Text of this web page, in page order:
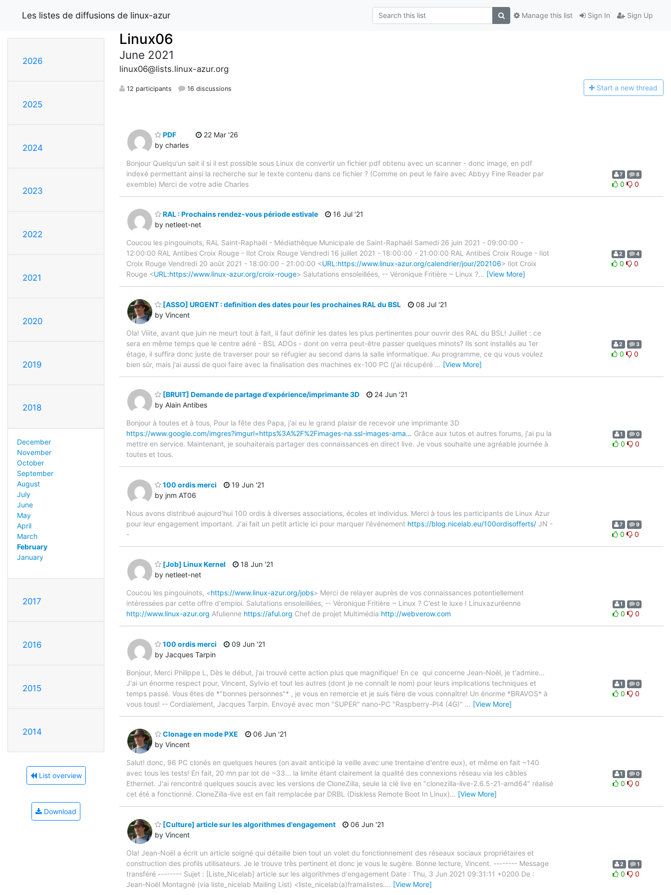
Les listes de diffusions de linux-azur Sign In Sign Up
Manage this list
2026
2025
2024
2023
2022
2021
2020
2019
2018
December
November
October
September
August
July
June
May
April
March
February
January
2017
2016
2015
2014
List overview
Download
Linux06
June 2021
linux06@lists.linux-azur.org
12 participants 16 discussions Start a new thread
PDF
by charles
22 Mar '26
Bonjour Quelqu'un sait il si il est possible sous Linux de convertir un fichier pdf obtenu avec un scanner - donc image, en pdf
indexé permettant ainsi la recherche sur le texte contenu dans ce fichier ? (Comme on peut le faire avec Abbyy Fine Reader par
exemble) Merci de votre adie Charles
7 8
0 0
RAL : Prochains rendez-vous période estivale
by netleet-net
16 Jul '21
Coucou les pingouinots, RAL Saint-Raphaël - Médiathèque Municipale de Saint-Raphaël Samedi 26 juin 2021 - 09:00:00 -
12:00:00 RAL Antibes Croix Rouge - Ilot Croix Rouge Vendredi 16 juillet 2021 - 18:00:00 - 21:00:00 RAL Antibes Croix Rouge - Ilot
Croix Rouge Vendredi 20 août 2021 - 18:00:00 - 21:00:00 <URL:https://www.linux-azur.org/calendrier/jour/202106> Ilot Croix
Rouge <URL:https://www.linux-azur.org/croix-rouge> Salutations ensoleillées, -- Véronique Fritière ~ Linux ?… [View More]
2 4
0 0
[ASSO] URGENT : definition des dates pour les prochaines RAL du BSL
by Vincent
08 Jul '21
Ola! Viiite, avant que juin ne meurt tout à fait, il faut définir les dates les plus pertinentes pour ouvrir des RAL du BSL! Juillet : ce
sera en même temps que le centre aéré - BSL ADOs - dont on verra peut-être passer quelques minots? Ils sont installés au 1er
étage, il suffira donc juste de traverser pour se réfugier au second dans la salle informatique. Au programme, ce qu vous voulez
bien sûr, mais j'ai aussi de quoi faire avec la finalisation des machines ex-100 PC (j'ai récupéré … [View More]
2 3
0 0
[BRUIT] Demande de partage d'expérience/imprimante 3D
by Alain Antibes
24 Jun '21
Bonjour à toutes et à tous, Pour la fête des Papa, j'ai eu le grand plaisir de recevoir une imprimante 3D
https://www.google.com/imgres?imgurl=https%3A%2F%2Fimages-na.ssl-images-ama… Grâce aux tutos et autres forums, j'ai pu la
mettre en service. Maintenant, je souhaiterais partager des connaissances en direct live. Je vous souhaite une agréable journée à
toutes et tous.
1 0
0 0
100 ordis merci
by jnm AT06
19 Jun '21
Nous avons distribué aujourd'hui 100 ordis à diverses associations, écoles et individus. Merci à tous les participants de Linux Azur
pour leur engagement important. J'ai fait un petit article ici pour marquer l'événement https://blog.nicelab.eu/100ordisofferts/ JN -
-
7 9
0 0
[Job] Linux Kernel
by netleet-net
18 Jun '21
Coucou les pingouinots, <https://www.linux-azur.org/jobs> Merci de relayer auprès de vos connaissances potentiellement
intéressées par cette offre d'emploi. Salutations ensoleillées, -- Véronique Fritière ~ Linux ? C'est le luxe ! Linuxazuréenne
http://www.linux-azur.org Afulienne https://aful.org Chef de projet Multimédia http://webverow.com
1 0
0 0
100 ordis merci
by Jacques Tarpin
09 Jun '21
Bonjour, Merci Philippe L, Dès le début, j'ai trouvé cette action plus que magnifique! En ce qui concerne Jean-Noël, je t'admire...
J'ai un énorme respect pour, Vincent, Sylvio et tout les autres (dont je ne connaît le nom) pour leurs implications techniques et
temps passé. Vous êtes de *"bonnes personnes"* , je vous en remercie et je suis fière de vous connaître! Un énorme *BRAVOS* à
vous tous! -- Cordialement, Jacques Tarpin. Envoyé avec mon "SUPER" nano-PC "Raspberry-PI4 (4G)" … [View More]
1 0
0 0
Clonage en mode PXE
by Vincent
06 Jun '21
Salut! donc, 96 PC clonés en quelques heures (on avait anticipé la veille avec une trentaine d'entre eux), et même en fait ~140
avec tous les tests! En fait, 20 mn par lot de ~33... la limite étant clairement la qualité des connexions réseau via les câbles
Ethernet. J'ai rencontré quelques soucis avec les versions de CloneZilla, seule la clé live en "clonezilla-live-2.6.5-21-amd64" réalisé
cet été a fonctionné. CloneZilla-live est en fait remplacée par DRBL (Diskless Remote Boot In Linux)… [View More]
1 0
0 0
[Culture] article sur les algorithmes d'engagement
by Vincent
06 Jun '21
Ola! Jean-Noël a écrit un article soigné qui détaille bien tout un volet du fonctionnement des réseaux sociaux propriétaires et
construction des profils utilisateurs. Je le trouve très pertinent et donc je vous le sugère. Bonne lecture, Vincent. -------- Message
transféré -------- Sujet : [Liste_Nicelab] article sur les algorithmes d'engagement Date : Thu, 3 Jun 2021 09:31:11 +0200 De :
Jean-Noël Montagné (via liste_nicelab Mailing List) <liste_nicelab(a)framalistes.… [View More]
2 1
0 0